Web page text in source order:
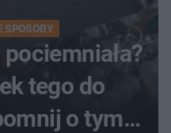
SPOSOBY
tego do
o tym